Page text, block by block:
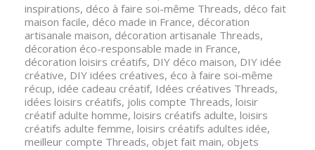
inspirations, déco à faire soi-même Threads, déco fait
maison facile, déco made in France, décoration
artisanale maison, décoration artisanale Threads,
décoration éco-responsable made in France,
décoration loisirs créatifs, DIY déco maison, DIY idée
créative, DIY idées créatives, éco à faire soi-même
récup, idée cadeau créatif, Idées créatives Threads,
idées loisirs créatifs, jolis compte Threads, loisir
créatif adulte homme, loisirs créatifs adulte, loisirs
créatifs adulte femme, loisirs créatifs adultes idée,
meilleur compte Threads, objet fait main, objets